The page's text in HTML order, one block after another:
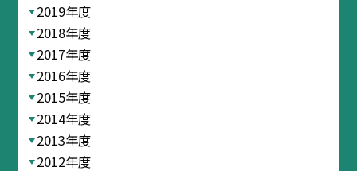
2019年度
2018年度
2017年度
2016年度
2015年度
2014年度
2013年度
2012年度